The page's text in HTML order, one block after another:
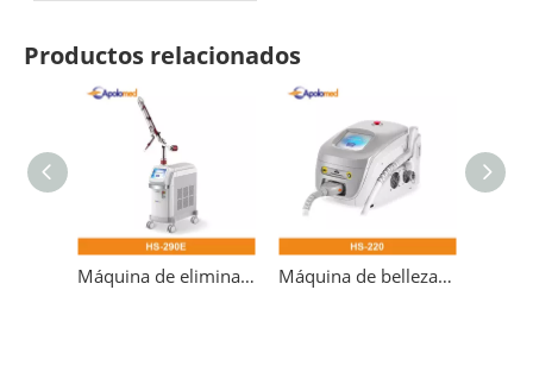
esperadas frente a
Productos relacionados
Máquina de eliminación de tatuajes con conmutación Q con láser para dermatología Máquina de belleza 532nm para eliminación de tatuajes con láser Pico láser Nd Yag Q-switch